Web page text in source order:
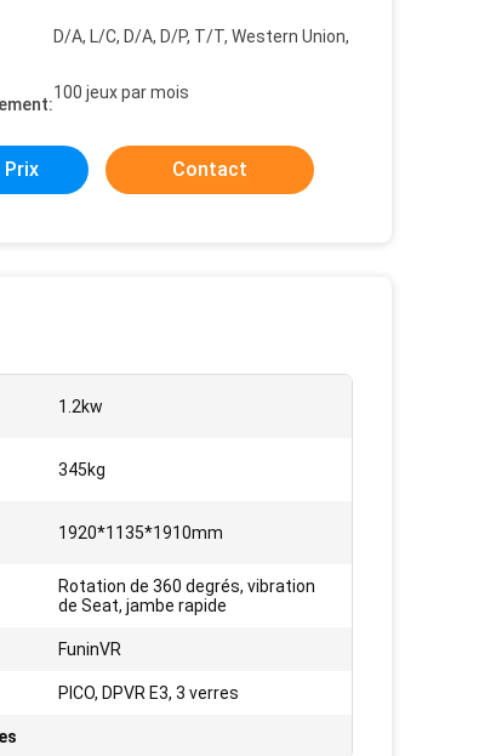
D/A, L/C, D/A, D/P, T/T, Western Union,
100 jeux par mois
Prix Contact
1.2kw
345kg
1920*1135*1910mm
Rotation de 360 degrés, vibration
de Seat, jambe rapide
FuninVR
PICO, DPVR E3, 3 verres